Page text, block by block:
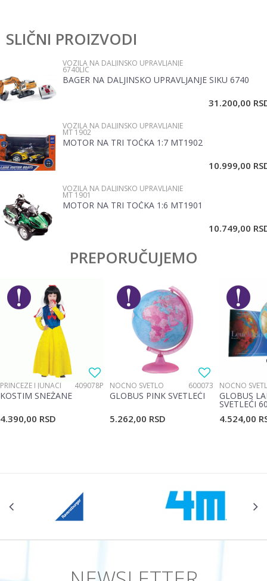
Ime/Nadimak
Email
SLIČNI PROIZVODI
VOZILA NA DALJINSKO UPRAVLJANJE
6740LIC
BAGER NA DALJINSKO UPRAVLJANJE SIKU 6740
31.200,00
VOZILA NA DALJINSKO UPRAVLJANJE
MT 1902
MOTOR NA TRI TOČKA 1:7 MT1902
10.999,00
VOZILA NA DALJINSKO UPRAVLJANJE
MT 1901
MOTOR NA TRI TOČKA 1:6 MT1901
10.749,00
PREPORUČUJEMO
PRINCEZE I JUNACI 409078P
KOSTIM SNEŽANE
4.390,00 RSD
NOĆNO SVETLO 600073
GLOBUS PINK SVETLEĆI
5.262,00 RSD
NOĆNO
GLOBUS
SVETLEĆI
4.524,00